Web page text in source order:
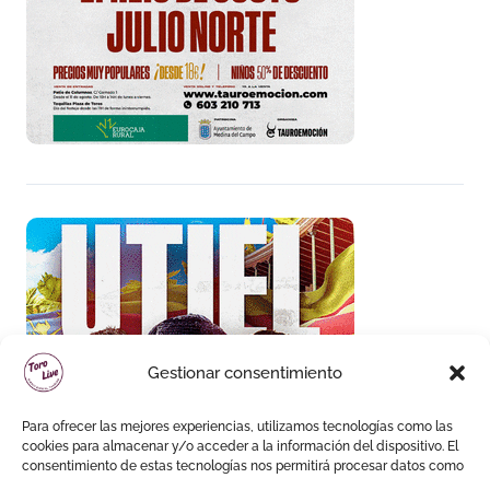
Gestionar consentimiento
Para ofrecer las mejores experiencias, utilizamos tecnologías como las
cookies para almacenar y/o acceder a la información del dispositivo. El
consentimiento de estas tecnologías nos permitirá procesar datos como